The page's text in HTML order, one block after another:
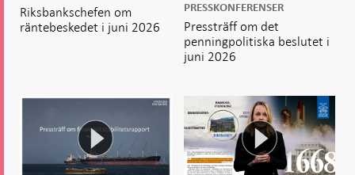
Riksbankschefen om
räntebeskedet i juni 2026
PRESSKONFERENSER
Pressträff om det
penningpolitiska beslutet i
juni 2026